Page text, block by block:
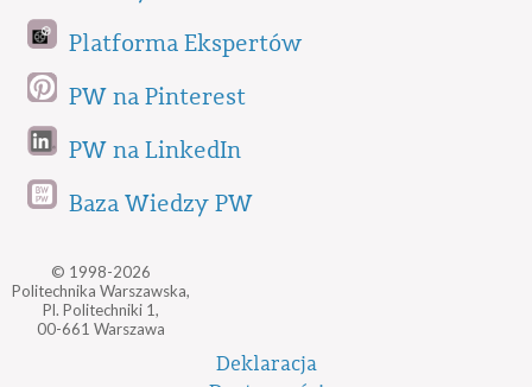
Platforma Ekspertów
PW na Pinterest
PW na LinkedIn
Baza Wiedzy PW
© 1998-2026
Politechnika Warszawska,
Pl. Politechniki 1,
00-661 Warszawa
Deklaracja